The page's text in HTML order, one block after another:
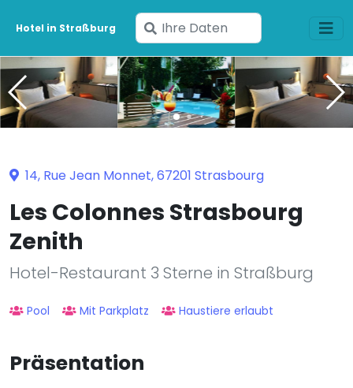
Hotel in Straßburg
Geben
Sie
Ihre
Daten
ein
14, Rue Jean Monnet, 67201 Strasbourg
Les Colonnes Strasbourg
Zenith
Hotel-Restaurant 3 Sterne in Straßburg
Pool Mit Parkplatz Haustiere erlaubt
Präsentation